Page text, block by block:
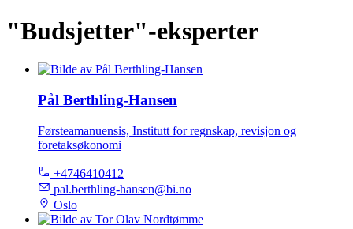
"Budsjetter"-eksperter
Pål Berthling-Hansen
Førsteamanuensis, Institutt for regnskap, revisjon og
foretaksøkonomi
+4746410412
pal.berthling-hansen@bi.no
Oslo